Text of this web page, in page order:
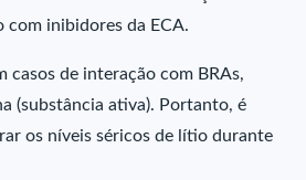
inibidores da ECA.
casos de interação com BRAs,
(substância ativa). Portanto, é
os níveis séricos de lítio durante